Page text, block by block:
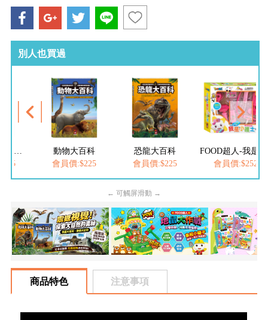
別人也買過
恐龍大百科
會員價:$225
會員價:$252
會員價:$252
← 可觸屏滑動 →
商品特色 注意事項